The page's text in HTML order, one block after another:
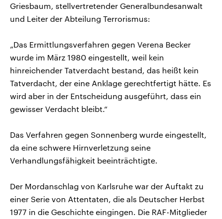
Griesbaum, stellvertretender Generalbundesanwalt
und Leiter der Abteilung Terrorismus:
„Das Ermittlungsverfahren gegen Verena Becker
wurde im März 1980 eingestellt, weil kein
hinreichender Tatverdacht bestand, das heißt kein
Tatverdacht, der eine Anklage gerechtfertigt hätte. Es
wird aber in der Entscheidung ausgeführt, dass ein
gewisser Verdacht bleibt.“
Das Verfahren gegen Sonnenberg wurde eingestellt,
da eine schwere Hirnverletzung seine
Verhandlungsfähigkeit beeinträchtigte.
Der Mordanschlag von Karlsruhe war der Auftakt zu
einer Serie von Attentaten, die als Deutscher Herbst
1977 in die Geschichte eingingen. Die RAF-Mitglieder